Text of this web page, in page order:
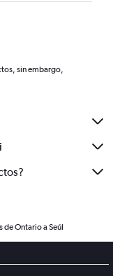
sin embargo,
de Ontario a Seúl